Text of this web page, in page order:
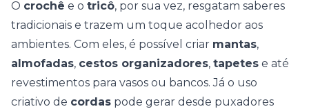
O crochê e o tricô, por sua vez, resgatam saberes
tradicionais e trazem um toque acolhedor aos
ambientes. Com eles, é possível criar mantas,
almofadas, cestos organizadores, tapetes e até
revestimentos para vasos ou bancos. Já o uso
criativo de cordas pode gerar desde puxadores